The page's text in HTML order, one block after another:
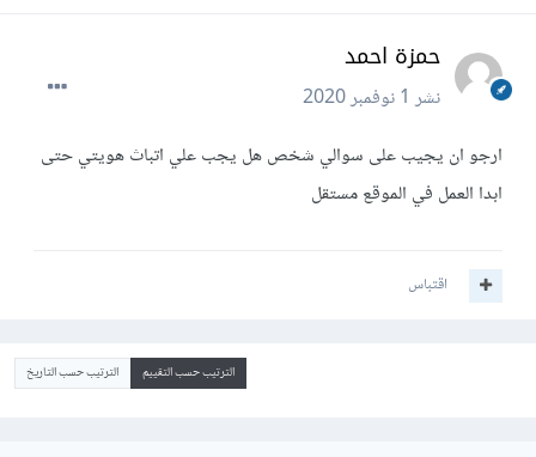
حمزة احمد
نشر1 نوفمبر 2020
ارجو ان يجيب على سوالي شخص هل يجب علي اتباث هويتي حتى
ابدا العمل في الموقع مستقل
اقتباس
الترتيب حسب التقييم الترتيب حسب التاريخ